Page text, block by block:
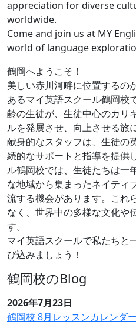
appreciation for diverse
worldwide.
Come and join us at MY
world of language
鶴岡へようこそ！
美しい赤川河畔に位置するの
あるマイ英語スクール鶴岡校
齢の生徒が、生徒中心のカリ
ルを発展させ、向上させる旅
献身的なスタッフは、生徒の
続的なサポートと指導を提供
ル鶴岡校では、生徒たちは一
な地域から集まったネイティ
流する機会があります。これ
なく、世界中の多様な文化や
す。
マイ英語スクールで私たちと
び込みましょう！
鶴岡校のBlog
2026年7月23日
鶴岡校 8月レッスンカレンダー